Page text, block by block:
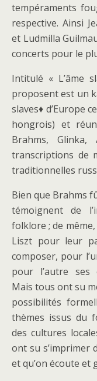
tempéraments
respective. Ainsi
et Ludmilla
concerts pour le
Intitulé « L’âme
proposent est un
slaves♦ d’Europe
hongrois) et
Brahms, Glinka,
transcriptions de
traditionnelles
Bien que Brahms
témoignent de
folklore ; de même,
Liszt pour leur
composer, pour
pour l’autre ses
Mais tous ont su
possibilités
thèmes issus du
des cultures
ont su s’imprimer
et qu’on écoute et